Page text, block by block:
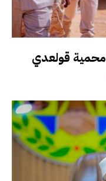
قولعدي